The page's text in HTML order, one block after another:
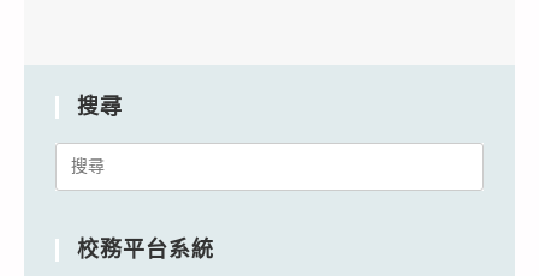
搜尋
Search
校務平台系統